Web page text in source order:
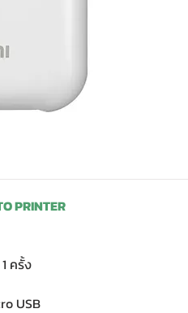
PRINTER
ครั้ง
USB